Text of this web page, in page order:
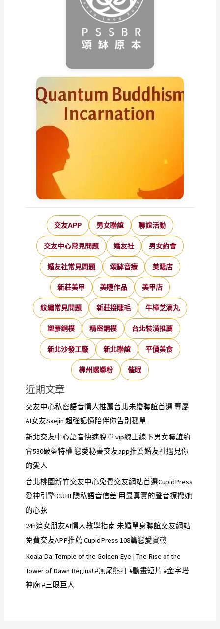
交友APP 男女聯誼 聯誼活動
交友中心常見問題 婚友社 男女約會
婚友社常見問題 頌缽音療 美睫店
新莊美甲 美睫作品 美甲店
紋繡常見問題 新莊接睫毛 牛樟芝滴丸
塑膠鋼模 精密鋼模 台北裝潢推薦
新北沙發工廠 新北聯誼 平價美食
柳州螺螄粉 催眠
近期文章
交友中心私密語音情人推薦台北未婚聯誼首選 專屬
AI女友Saejin 超強記憶陪伴你告別孤單
新北交友中心語音快速脫單 vip線上線下男女聯誼約
會530破盤特權 戀愛秘書交友app推薦婚友社遇見你
的愛人
台北桃園新竹交友中心免費交友網站首選CupidPress
愛神引擎 CUBI 隱私語音信差 用最真實的聲音撩撥她
的心弦
24h追女朋友AI情人教學指南 未婚單身聯誼交友網站
免費交友APP推薦 CupidPress 108篇戀愛實戰
Koala Da: Temple of the Golden Eye | The Rise of the
Tower of Dawn Begins! #無尾熊打 #動畫短片 #金字塔
神廟 #三眼巨人